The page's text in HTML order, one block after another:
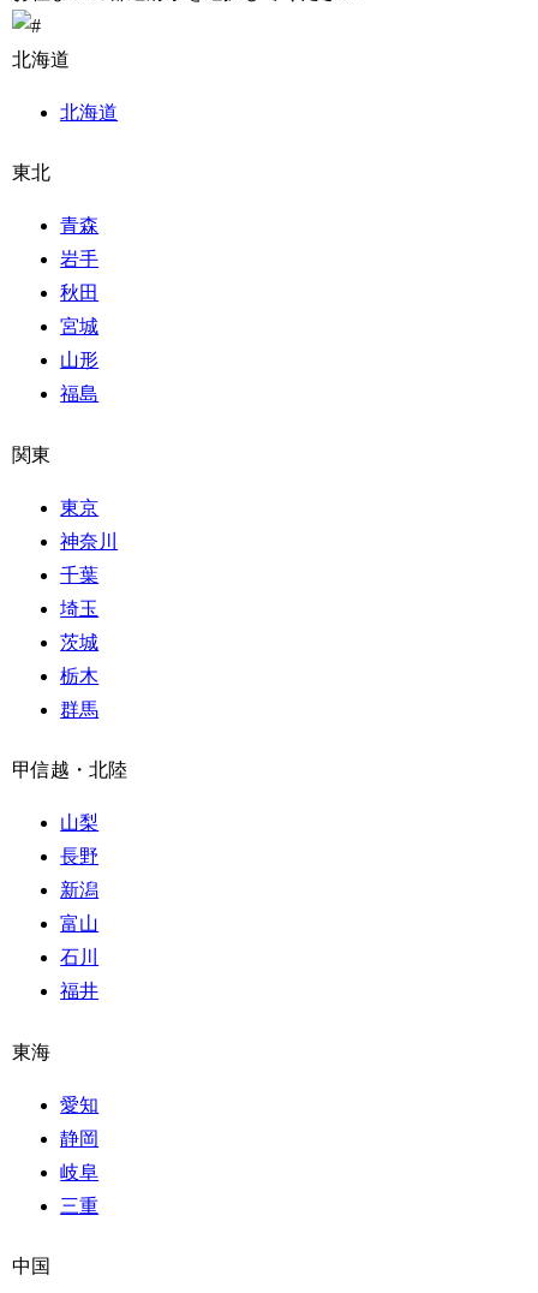
北海道
北海道
東北
青森
岩手
秋田
宮城
山形
福島
関東
東京
神奈川
千葉
埼玉
茨城
栃木
群馬
甲信越・北陸
山梨
長野
新潟
富山
石川
福井
東海
愛知
静岡
岐阜
三重
中国